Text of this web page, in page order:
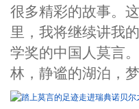
很多精彩的故事。
里，我将继续讲我
学奖的中国人莫言
林，静谧的湖泊，